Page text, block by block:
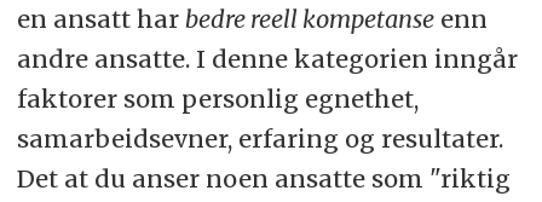
en ansatt har bedre reell kompetanseenn
andre ansatte. I denne kategorien inngår
faktorer som personlig egnethet,
samarbeidsevner, erfaring og resultater.
Det at du anser noen ansatte som "riktig